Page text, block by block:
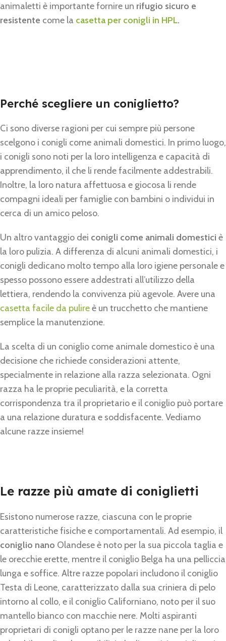
animaletti è importante fornire un rifugio sicuro e
resistente come la casetta per conigli in HPL.
Perché scegliere un coniglietto?
Ci sono diverse ragioni per cui sempre più persone
scelgono i conigli come animali domestici. In primo luogo,
i conigli sono noti per la loro intelligenza e capacità di
apprendimento, il che li rende facilmente addestrabili.
Inoltre, la loro natura affettuosa e giocosa li rende
compagni ideali per famiglie con bambini o individui in
cerca di un amico peloso.
Un altro vantaggio dei conigli come animali domestici è
la loro pulizia. A differenza di alcuni animali domestici, i
conigli dedicano molto tempo alla loro igiene personale e
spesso possono essere addestrati all’utilizzo della
lettiera, rendendo la convivenza più agevole. Avere una
casetta facile da pulireè un trucchetto che mantiene
semplice la manutenzione.
La scelta di un coniglio come animale domestico è una
decisione che richiede considerazioni attente,
specialmente in relazione alla razza selezionata. Ogni
razza ha le proprie peculiarità, e la corretta
corrispondenza tra il proprietario e il coniglio può portare
a una relazione duratura e soddisfacente. Vediamo
alcune razze insieme!
Le razze più amate di coniglietti
Esistono numerose razze, ciascuna con le proprie
caratteristiche fisiche e comportamentali. Ad esempio, il
coniglio nano Olandese è noto per la sua piccola taglia e
le orecchie erette, mentre il coniglio Belga ha una pelliccia
lunga e soffice. Altre razze popolari includono il coniglio
Testa di Leone, caratterizzato dalla sua criniera di pelo
intorno al collo, e il coniglio Californiano, noto per il suo
mantello bianco con macchie nere. Molti aspiranti
proprietari di conigli optano per le razze nane per la loro